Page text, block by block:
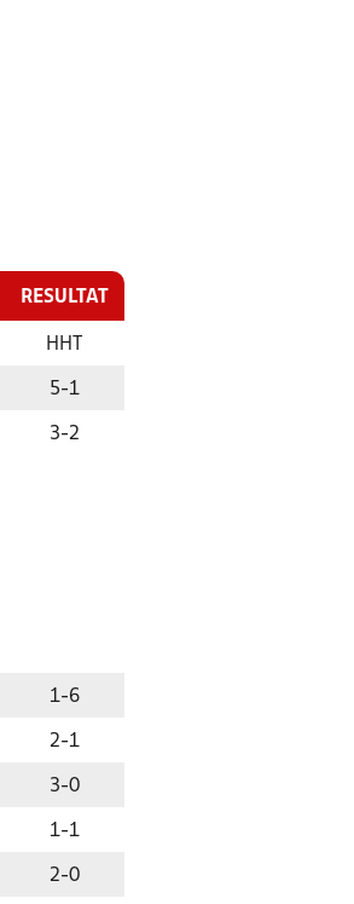
RESULTAT
HHT
5-1
3-2
1-6
2-1
3-0
1-1
2-0